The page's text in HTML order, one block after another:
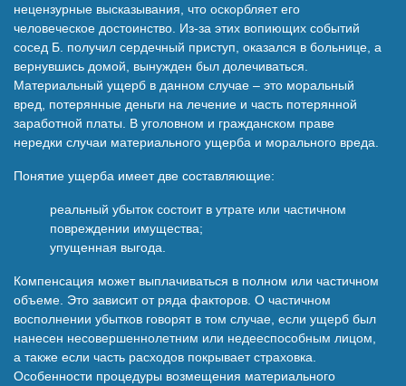
нецензурные высказывания, что оскорбляет его
человеческое достоинство. Из-за этих вопиющих событий
сосед Б. получил сердечный приступ, оказался в больнице, а
вернувшись домой, вынужден был долечиваться.
Материальный ущерб в данном случае – это моральный
вред, потерянные деньги на лечение и часть потерянной
заработной платы. В уголовном и гражданском праве
нередки случаи материального ущерба и морального вреда.
Понятие ущерба имеет две составляющие:
реальный убыток состоит в утрате или частичном
повреждении имущества;
упущенная выгода.
Компенсация может выплачиваться в полном или частичном
объеме. Это зависит от ряда факторов. О частичном
восполнении убытков говорят в том случае, если ущерб был
нанесен несовершеннолетним или недееспособным лицом,
а также если часть расходов покрывает страховка.
Особенности процедуры возмещения материального